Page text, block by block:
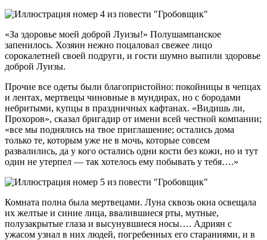
«За здоровье моей доброй Луизы!» Полушампанское
запенилось. Хозяин нежно поцаловал свежее лицо
сорокалетней своей подруги, и гости шумно выпили здоровье
доброй Луизы.
Прочие все одеты были благопристойно: покойницы в чепцах
и лентах, мертвецы чиновные в мундирах, но с бородами
небритыми, купцы в праздничных кафтанах. «Видишь ли,
Прохоров», сказал бригадир от имени всей честной компании;
«все мы поднялись на твое приглашение; остались дома
только те, которым уже не в мочь, которые совсем
развалились, да у кого остались одни кости без кожи, но и тут
один не утерпел — так хотелось ему побывать у тебя….»
Комната полна была мертвецами. Луна сквозь окна освещала
их желтые и синие лица, ввалившиеся рты, мутные,
полузакрытые глаза и высунувшиеся носы…. Адриян с
ужасом узнал в них людей, погребенных его стараниями, и в